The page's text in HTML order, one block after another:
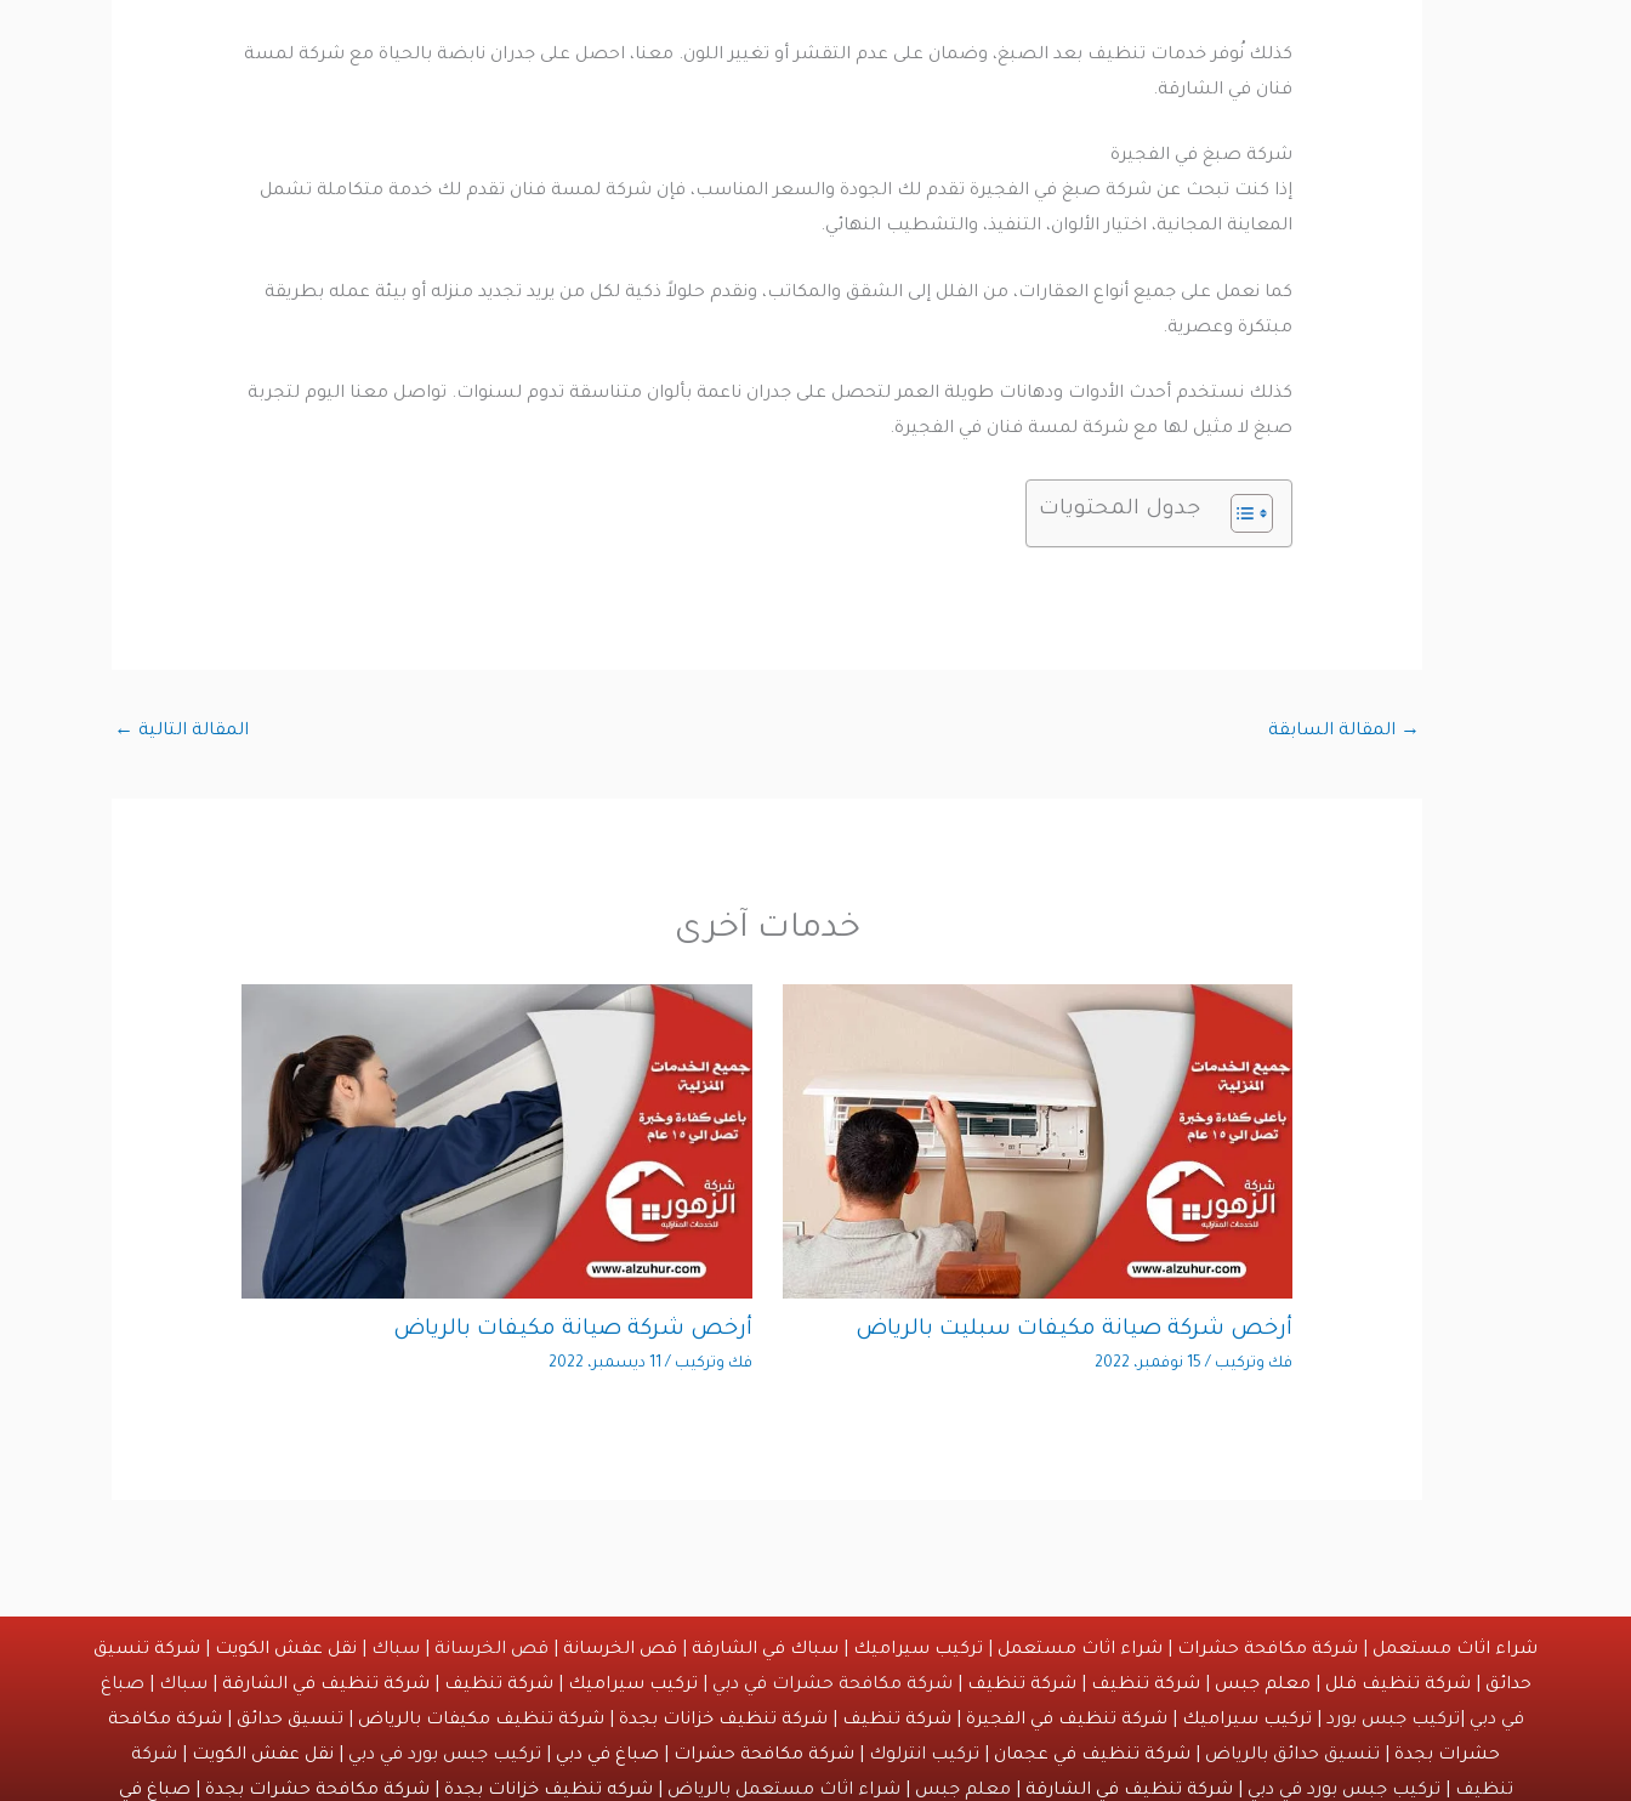
كذلك نُوفر خدمات تنظيف بعد الصبغ، وضمان على عدم التقشر أو تغيير اللون. معنا، احصل على جدران نابضة بالحياة مع شركة لمسة
فنان في الشارقة.
شركة صبغ في الفجيرة
إذا كنت تبحث عن شركة صبغ في الفجيرة تقدم لك الجودة والسعر المناسب، فإن شركة لمسة فنان تقدم لك خدمة متكاملة تشمل
المعاينة المجانية، اختيار الألوان، التنفيذ، والتشطيب النهائي.
كما نعمل على جميع أنواع العقارات، من الفلل إلى الشقق والمكاتب، ونقدم حلولاً ذكية لكل من يريد تجديد منزله أو بيئة عمله بطريقة
مبتكرة وعصرية.
كذلك نستخدم أحدث الأدوات ودهانات طويلة العمر لتحصل على جدران ناعمة بألوان متناسقة تدوم لسنوات. تواصل معنا اليوم لتجربة
صبغ لا مثيل لها مع شركة لمسة فنان في الفجيرة.
جدول المحتويات
→ المقالة السابقة المقالة التالية ←
خدمات آخرى
أرخص شركة صيانة مكيفات سبليت بالرياض
فك وتركيب / 15 نوفمبر، 2022
أرخص شركة صيانة مكيفات بالرياض
فك وتركيب / 11 ديسمبر، 2022
شراء اثاث مستعمل شركة مكافحة حشرات شراء اثاث مستعمل تركيب سيراميك سباك في الشارقة قص الخرسانة | قص الخرسانة | سباك | نقل عفش الكويت
شركة تنسيق
حدائق
شركة تنظيف فلل معلم جبس شركة تنظيف شركة تنظيف | شركة مكافحة حشرات في دبي | تركيب سيراميك شركة تنظيف شركة تنظيف في الشارقة | سباك | صباغ
في دبي |تركيب جبس بورد | تركيب سيراميك شركة تنظيف في الفجيرة شركة تنظيف شركة تنظيف خزانات بجدة شركة تنظيف مكيفات بالرياض تنسيق حدائق
شركة مكافحة
حشرات بجدة | تنسيق حدائق بالرياض | شركة تنظيف في عجمان | تركيب انترلوك | شركة مكافحة حشرات صباغ في دبي | تركيب جبس بورد في دبي | نقل عفش الكويت
| شركة
تنظيف | تركيب جبس بورد في دبي | شركة تنظيف في الشارقة | معلم جبس | شراء اثاث مستعمل بالرياض | شركه تنظيف خزانات بجدة شركة مكافحة حشرات بجدة صباغ في